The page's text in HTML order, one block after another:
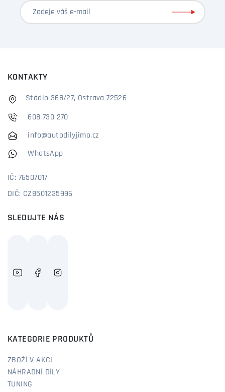
KONTAKTY
Stádlo 368/27, Ostrava 72526
608 730 270
info@autodilyjimo.cz
WhatsApp
IČ: 76507017
DIČ: CZ8501235996
SLEDUJTE NÁS
KATEGORIE PRODUKTŮ
ZBOŽÍ V AKCI
NÁHRADNÍ DÍLY
TUNING